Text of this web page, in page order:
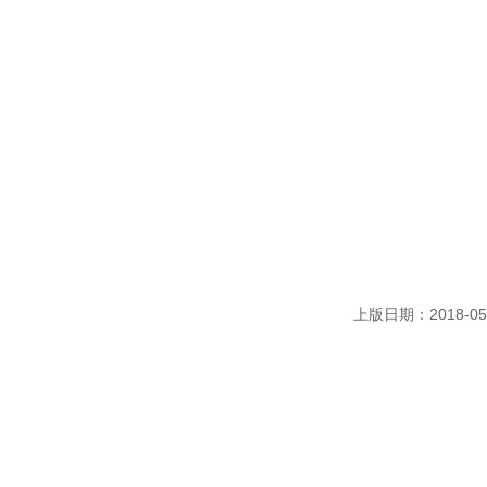
上版日期：2018-